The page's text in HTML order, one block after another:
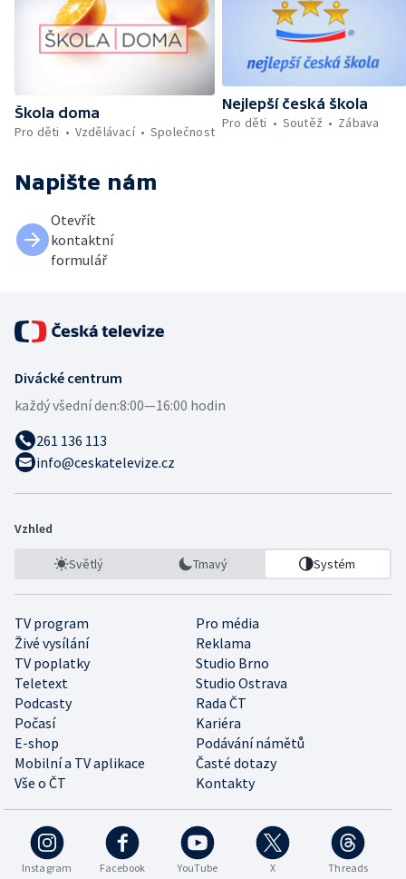
Škola doma
Pro děti
Vzdělávací Společnost
Nejlepší česká škola
Pro děti
Soutěž Zábava
Napište nám
Otevřít
kontaktní
formulář
Divácké centrum
každý všední den:8:00—16:00 hodin
261 136 113
info@ceskatelevize.cz
Vzhled
Světlý Tmavý Systém
TV program
Pro média
Živé vysílání
Reklama
TV poplatky
Studio Brno
Teletext
Studio Ostrava
Podcasty
Rada ČT
Počasí
Kariéra
E-shop
Podávání námětů
Mobilní a TV aplikace
Časté dotazy
Vše o ČT
Kontakty
Instagram Facebook YouTube X Threads